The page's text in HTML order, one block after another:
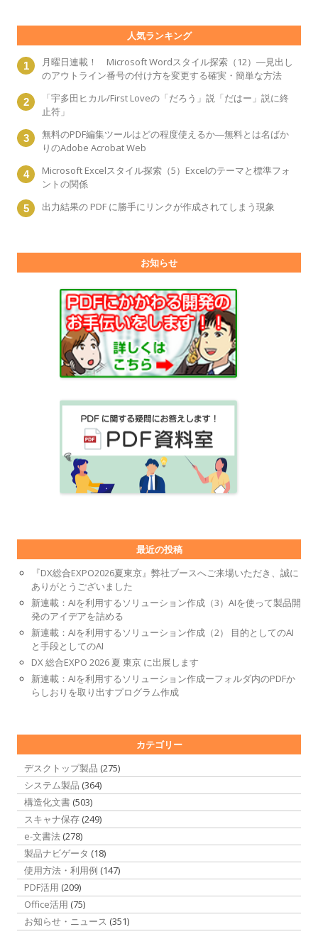
人気ランキング
月曜日連載！ Microsoft Wordスタイル探索（12）―見出し
のアウトライン番号の付け方を変更する確実・簡単な方法
「宇多田ヒカル/First Loveの「だろう」説「だはー」説に終
止符」
無料のPDF編集ツールはどの程度使えるか―無料とは名ばか
りのAdobe Acrobat Web
Microsoft Excelスタイル探索（5）Excelのテーマと標準フォ
ントの関係
出力結果の PDF に勝手にリンクが作成されてしまう現象
お知らせ
最近の投稿
『DX総合EXPO2026夏東京』弊社ブースへご来場いただき、誠に
ありがとうございました
新連載：AIを利用するソリューション作成（3）AIを使って製品開
発のアイデアを詰める
新連載：AIを利用するソリューション作成（2） 目的としてのAI
と手段としてのAI
DX 総合EXPO 2026 夏 東京 に出展します
新連載：AIを利用するソリューション作成ーフォルダ内のPDFか
らしおりを取り出すプログラム作成
カテゴリー
デスクトップ製品 (275)
システム製品 (364)
構造化文書 (503)
スキャナ保存 (249)
e-文書法 (278)
製品ナビゲータ (18)
使用方法・利用例 (147)
PDF活用 (209)
Office活用 (75)
お知らせ・ニュース (351)